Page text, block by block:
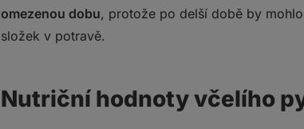
omezenou dobu, protože po delší době by
složek v potravě.
Nutriční hodnoty včelího